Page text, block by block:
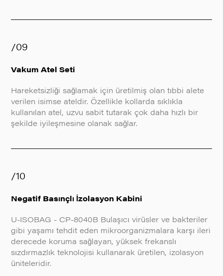
/09
Vakum Atel Seti
Hareketsizliği sağlamak için üretilmiş olan tıbbi alete
verilen isimse ateldir. Özellikle kollarda sıklıkla
kullanılan atel, uzvu sabit tutarak çok daha hızlı bir
şekilde iyileşmesine olanak sağlar.
/10
Negatif Basınçlı İzolasyon Kabini
U-ISOBAG - CP-8040B Bulaşıcı virüsler ve bakteriler
gibi yaşamı tehdit eden mikroorganizmalara karşı ileri
derecede koruma sağlayan, yüksek frekanslı
sızdırmazlık teknolojisi kullanarak üretilen, izolasyon
üniteleridir.